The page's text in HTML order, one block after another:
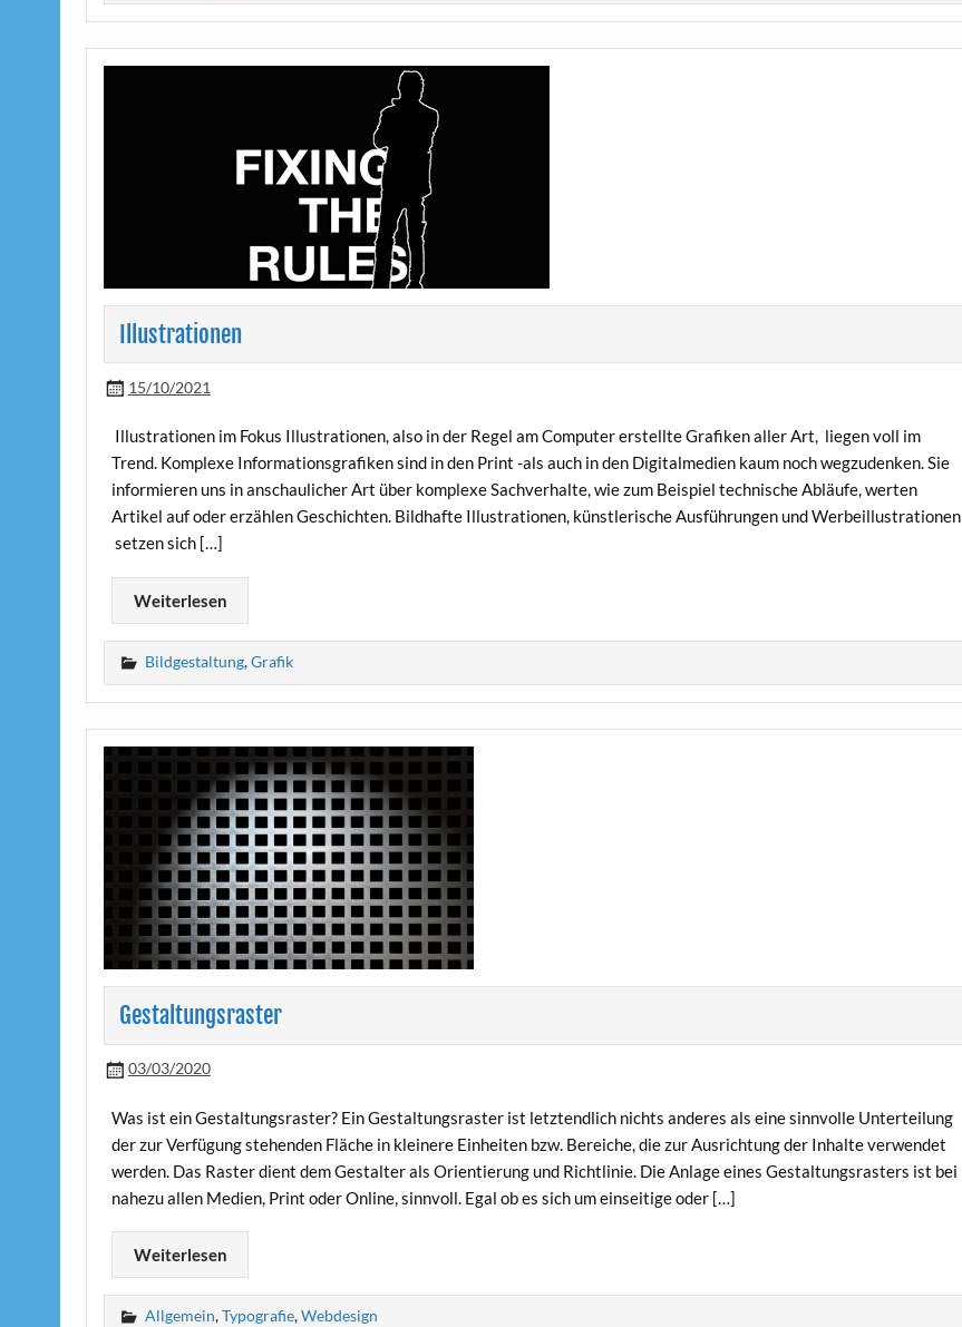
Illustrationen
15/10/2021
Illustrationen im Fokus Illustrationen, also in der Regel am Computer erstellte Grafiken aller Art, liegen voll im
Trend. Komplexe Informationsgrafiken sind in den Print -als auch in den Digitalmedien kaum noch wegzudenken. Sie
informieren uns in anschaulicher Art über komplexe Sachverhalte, wie zum Beispiel technische Abläufe, werten
Artikel auf oder erzählen Geschichten. Bildhafte Illustrationen, künstlerische Ausführungen und Werbeillustrationen
setzen sich […]
Weiterlesen
Bildgestaltung,Grafik
Gestaltungsraster
03/03/2020
Was ist ein Gestaltungsraster? Ein Gestaltungsraster ist letztendlich nichts anderes als eine sinnvolle Unterteilung
der zur Verfügung stehenden Fläche in kleinere Einheiten bzw. Bereiche, die zur Ausrichtung der Inhalte verwendet
werden. Das Raster dient dem Gestalter als Orientierung und Richtlinie. Die Anlage eines Gestaltungsrasters ist bei
nahezu allen Medien, Print oder Online, sinnvoll. Egal ob es sich um einseitige oder […]
Weiterlesen
Allgemein,Typografie,Webdesign